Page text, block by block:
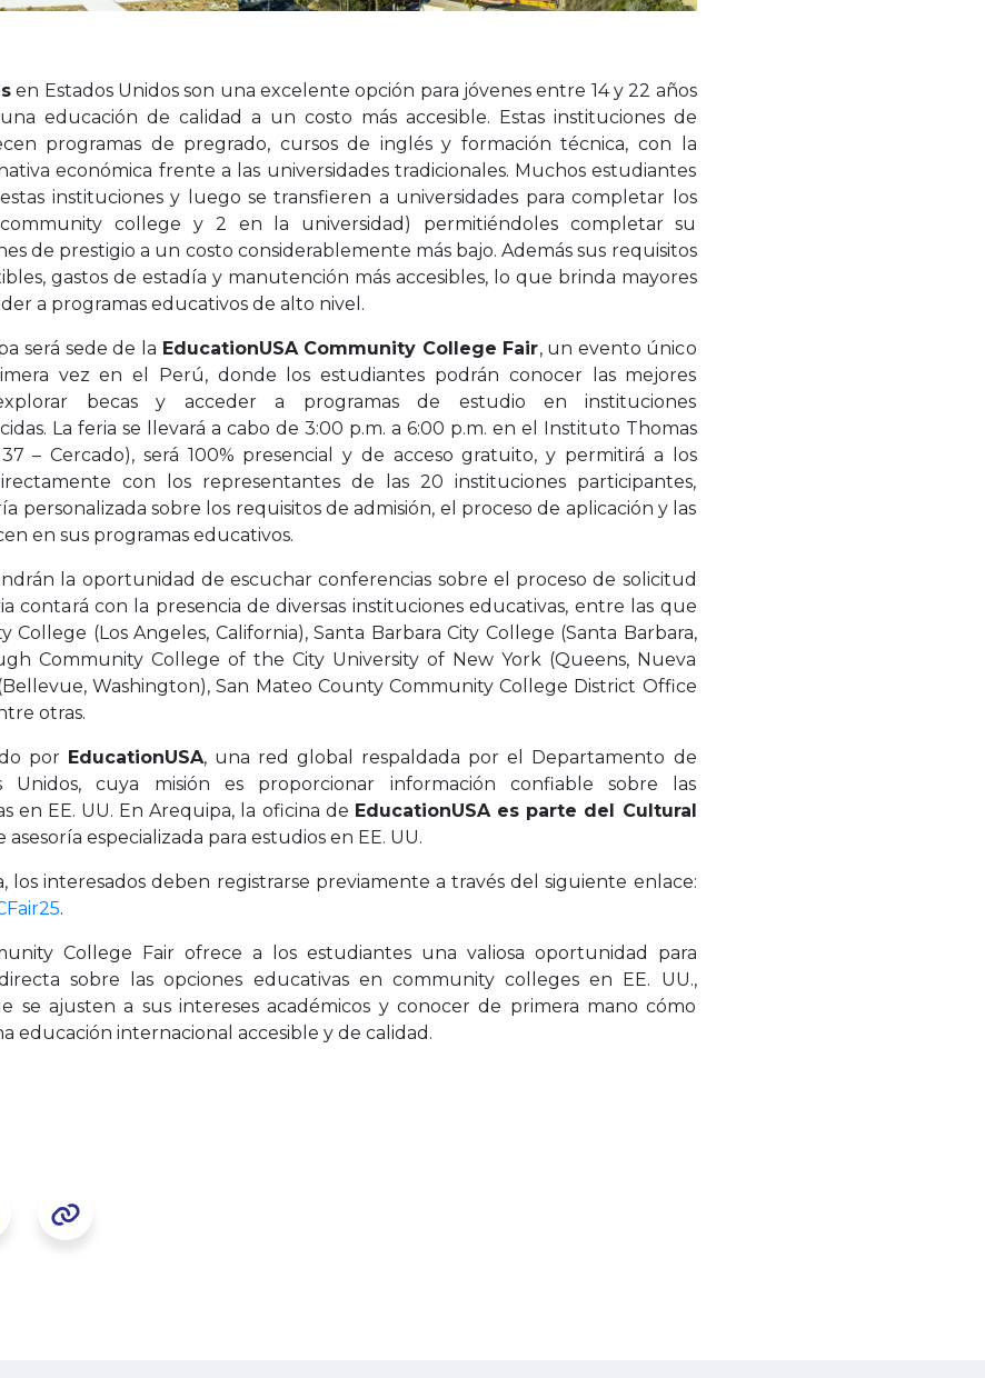
en Estados Unidos son una excelente opción para jóvenes entre 14 y 22 años
educación de calidad a un costo más accesible. Estas instituciones de
programas de pregrado, cursos de inglésy formación técnica, con la
económica frente a las universidades tradicionales. Muchos estudiantes
instituciones y luego se transfieren a universidades para completar los
college y 2 en la universidad) permitiéndoles completar su
de prestigio a un costo considerablemente más bajo. Además sus requisitos
gastos de estadía y manutención más accesibles, lo que brinda mayores
a programas educativos de alto nivel.
será sede de la EducationUSA Community College Fair, un evento único
vez en el Perú, donde los estudiantes podrán conocer las mejores
becas y acceder a programas de estudio en instituciones
La feria se llevará a cabo de 3:00 p.m. a 6:00 p.m. en el Instituto Thomas
– Cercado), será 100% presencial y de acceso gratuito, y permitirá a los
con los representantes de las 20 instituciones participantes,
personalizada sobre los requisitos de admisión, el proceso de aplicación y las
en sus programas educativos.
la oportunidad de escuchar conferencias sobre el proceso de solicitud
contará con la presencia de diversas instituciones educativas, entre las que
College (Los Angeles, California), Santa Barbara City College (Santa Barbara,
Community College of the City University of New York (Queens, Nueva
Washington), San Mateo County Community College District Office
otras.
por EducationUSA, una red global respaldada por el Departamento de
Unidos, cuya misión es proporcionar información confiable sobre las
en EE. UU. En Arequipa, la oficina de EducationUSA es parte del Cultural
especializada para estudios en EE. UU.
los interesados deben registrarse previamente a través del siguiente enlace:
.
College Fair ofrece a los estudiantes una valiosa oportunidad para
sobre las opciones educativas en community colleges en EE. UU.,
se ajusten a sus intereses académicos y conocer de primera mano cómo
educación internacional accesible y de calidad.